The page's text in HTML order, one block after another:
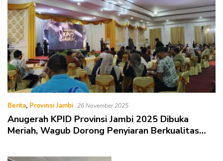
Berita, Provinsi Jambi 26 November 2025
Anugerah KPID Provinsi Jambi 2025 Dibuka
Meriah, Wagub Dorong Penyiaran Berkualitas